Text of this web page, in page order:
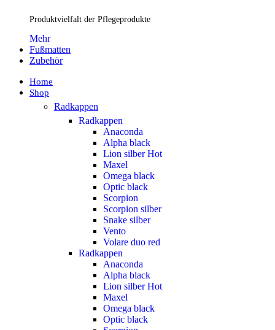
Produktvielfalt der Pflegeprodukte
Mehr
Fußmatten
Zubehör
Home
Shop
Radkappen
Radkappen
Anaconda
Alpha black
Lion silberHot
Maxel
Omega black
Optic black
Scorpion
Scorpion silber
Snake silber
Vento
Volare duo red
Radkappen
Anaconda
Alpha black
Lion silberHot
Maxel
Omega black
Optic black